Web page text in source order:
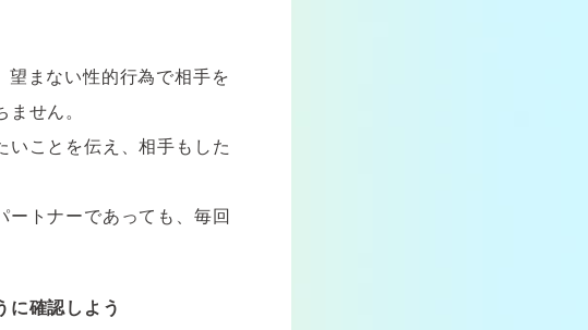
まない性的行為で相手を
せん。
いことを伝え、相手もした
ートナーであっても、毎回
確認しよう